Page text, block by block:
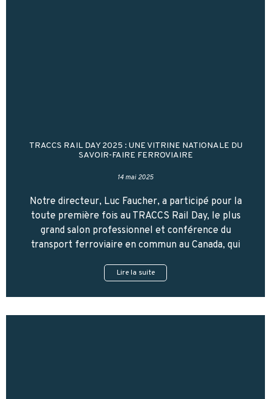
TRACCS RAIL DAY 2025 : UNE VITRINE NATIONALE DU
SAVOIR-FAIRE FERROVIAIRE
14 mai 2025
Notre directeur, Luc Faucher, a participé pour la
toute première fois au TRACCS Rail Day, le plus
grand salon professionnel et conférence du
transport ferroviaire en commun au Canada, qui
Lire la suite